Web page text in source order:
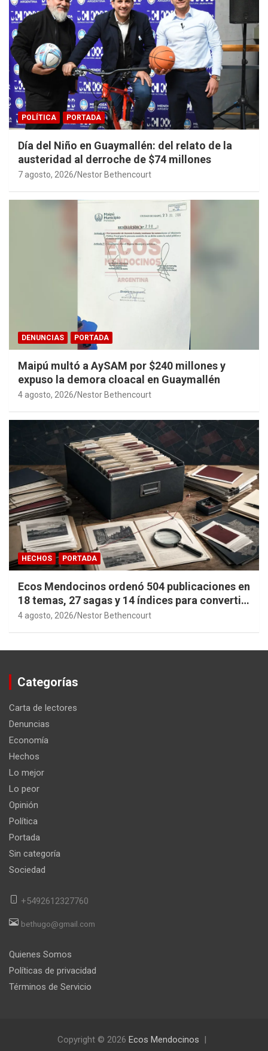
POLÍTICA PORTADA
Día del Niño en Guaymallén: del relato de la
austeridad al derroche de $74 millones
7 agosto, 2026 Nestor Bethencourt
DENUNCIAS PORTADA
Maipú multó a AySAM por $240 millones y
expuso la demora cloacal en Guaymallén
4 agosto, 2026 Nestor Bethencourt
HECHOS PORTADA
Ecos Mendocinos ordenó 504 publicaciones en
18 temas, 27 sagas y 14 índices para convertir
años de investigación en memoria pública
4 agosto, 2026 Nestor Bethencourt
Categorías
Carta de lectores
Denuncias
Economía
Hechos
Lo mejor
Lo peor
Opinión
Política
Portada
Sin categoría
Sociedad
+5492612327760
bethugo@gmail.com
Quienes Somos
Políticas de privacidad
Términos de Servicio
Copyright © 2026 Ecos Mendocinos